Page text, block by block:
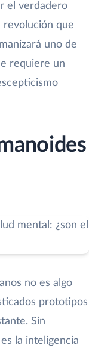
el verdadero
revolución que
uno de
requiere un
no es algo
prototipos
Sin
la inteligencia